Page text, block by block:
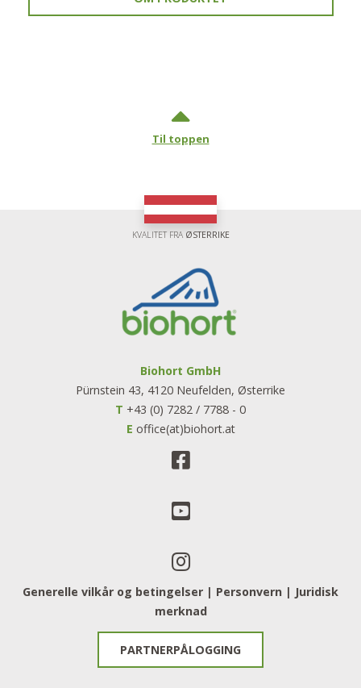
Til toppen
KVALITET FRAØSTERRIKE
Biohort GmbH
Pürnstein 43, 4120 Neufelden, Østerrike
T +43 (0) 7282 / 7788 - 0
E office(at)biohort.at
Generelle vilkår og betingelser | Personvern ​​​​​​​ | Juridisk
merknad
PARTNERPÅLOGGING